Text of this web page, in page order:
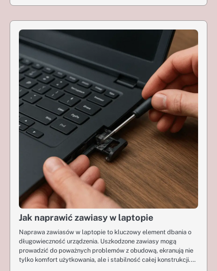
Jak naprawić zawiasy w laptopie
Naprawa zawiasów w laptopie to kluczowy element dbania o
długowieczność urządzenia. Uszkodzone zawiasy mogą
prowadzić do poważnych problemów z obudową, ekranują nie
tylko komfort użytkowania, ale i stabilność całej konstrukcji.…